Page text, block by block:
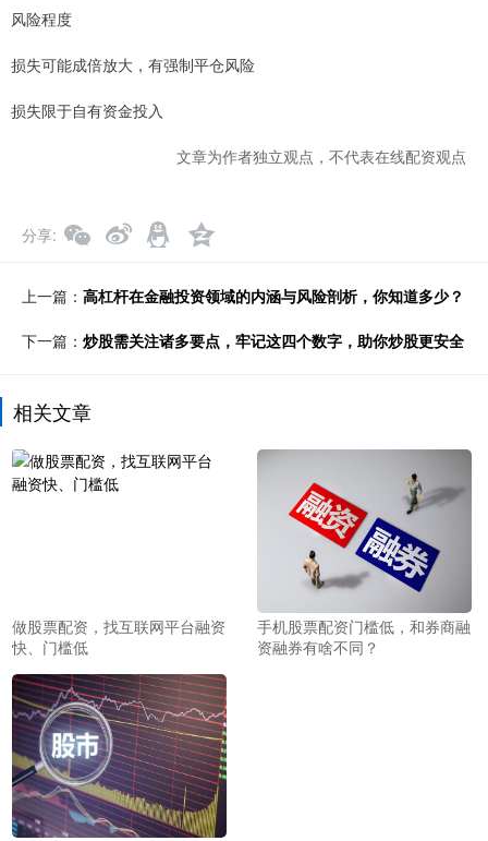
风险程度
损失可能成倍放大，有强制平仓风险
损失限于自有资金投入
文章为作者独立观点，不代表在线配资观点
分享
上一篇： 高杠杆在金融投资领域的内涵与风险剖析，你知道多少？
下一篇： 炒股需关注诸多要点，牢记这四个数字，助你炒股更安全
相关文章
做股票配资，找互联网平台融资
快、门槛低
手机股票配资门槛低，和券商融
资融券有啥不同？